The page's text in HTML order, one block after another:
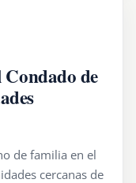
Condado de
de familia en el
cercanas de